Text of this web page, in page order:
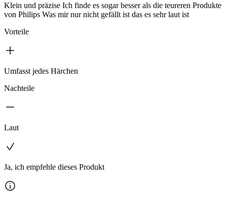
Klein und präzise Ich finde es sogar besser als die teureren Produkte
von Philips Was mir nur nicht gefällt ist das es sehr laut ist
Vorteile
Umfasst jedes Härchen
Nachteile
Laut
Ja, ich empfehle dieses Produkt